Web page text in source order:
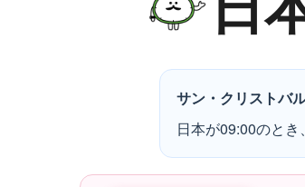
サン・クリストバ
日本が09:00のとき